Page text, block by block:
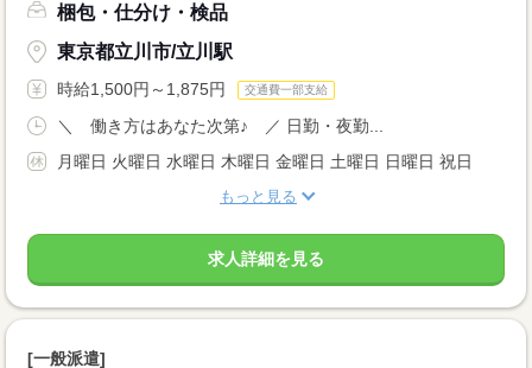
梱包・仕分け・検品
東京都立川市/立川駅
時給1,500円～1,875円 交通費一部支給
＼ 働き方はあなた次第♪ ／ 日勤・夜勤...
月曜日 火曜日 水曜日 木曜日 金曜日 土曜日 日曜日 祝日
もっと見る
求人詳細を見る
[一般派遣]